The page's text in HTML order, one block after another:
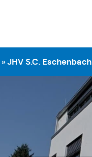
»JHV S.C. Eschenbach